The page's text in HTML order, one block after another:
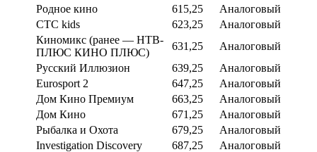
Родное кино
615,25
Аналоговый
СТС kids
623,25
Аналоговый
Киномикс (ранее — НТВ-
ПЛЮС КИНО ПЛЮС)
631,25
Аналоговый
Русский Иллюзион
639,25
Аналоговый
Eurosport 2
647,25
Аналоговый
Дом Кино Премиум
663,25
Аналоговый
Дом Кино
671,25
Аналоговый
Рыбалка и Охота
679,25
Аналоговый
Investigation Discovery
687,25
Аналоговый